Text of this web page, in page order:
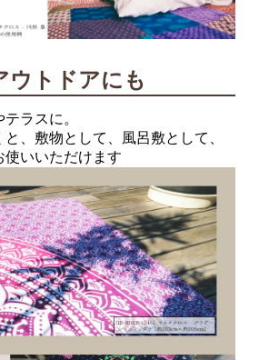
ウトドアにも
ラスに。
、敷物として、風呂敷として、
使いいただけます